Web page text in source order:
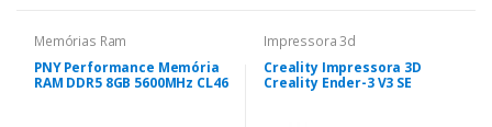
Memórias Ram
PNY Performance Memória
RAM DDR5 8GB 5600MHz CL46
Impressora 3d
Creality Impressora 3D
Creality Ender-3 V3 SE